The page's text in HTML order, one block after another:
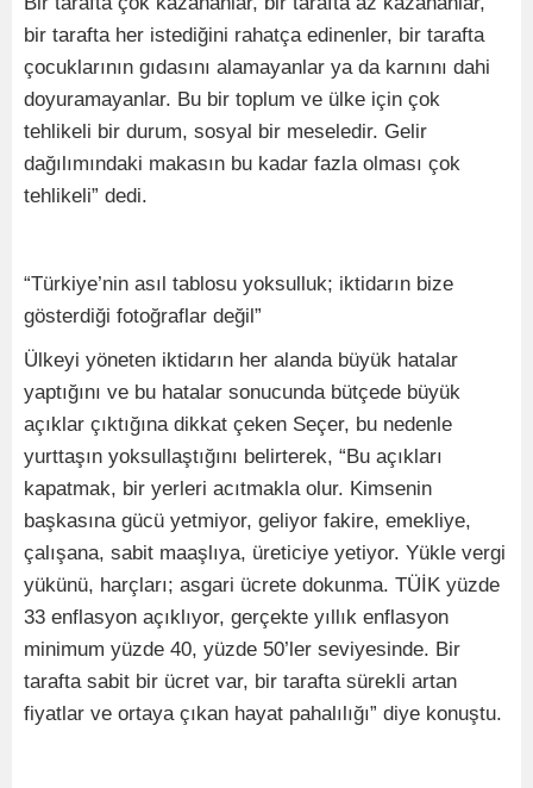
bir tarafta her istediğini rahatça edinenler, bir tarafta
çocuklarının gıdasını alamayanlar ya da karnını dahi
doyuramayanlar. Bu bir toplum ve ülke için çok
tehlikeli bir durum, sosyal bir meseledir. Gelir
dağılımındaki makasın bu kadar fazla olması çok
tehlikeli” dedi.
“Türkiye’nin asıl tablosu yoksulluk; iktidarın bize
gösterdiği fotoğraflar değil”
Ülkeyi yöneten iktidarın her alanda büyük hatalar
yaptığını ve bu hatalar sonucunda bütçede büyük
açıklar çıktığına dikkat çeken Seçer, bu nedenle
yurttaşın yoksullaştığını belirterek, “Bu açıkları
kapatmak, bir yerleri acıtmakla olur. Kimsenin
başkasına gücü yetmiyor, geliyor fakire, emekliye,
çalışana, sabit maaşlıya, üreticiye yetiyor. Yükle vergi
yükünü, harçları; asgari ücrete dokunma. TÜİK yüzde
33 enflasyon açıklıyor, gerçekte yıllık enflasyon
minimum yüzde 40, yüzde 50’ler seviyesinde. Bir
tarafta sabit bir ücret var, bir tarafta sürekli artan
fiyatlar ve ortaya çıkan hayat pahalılığı” diye konuştu.